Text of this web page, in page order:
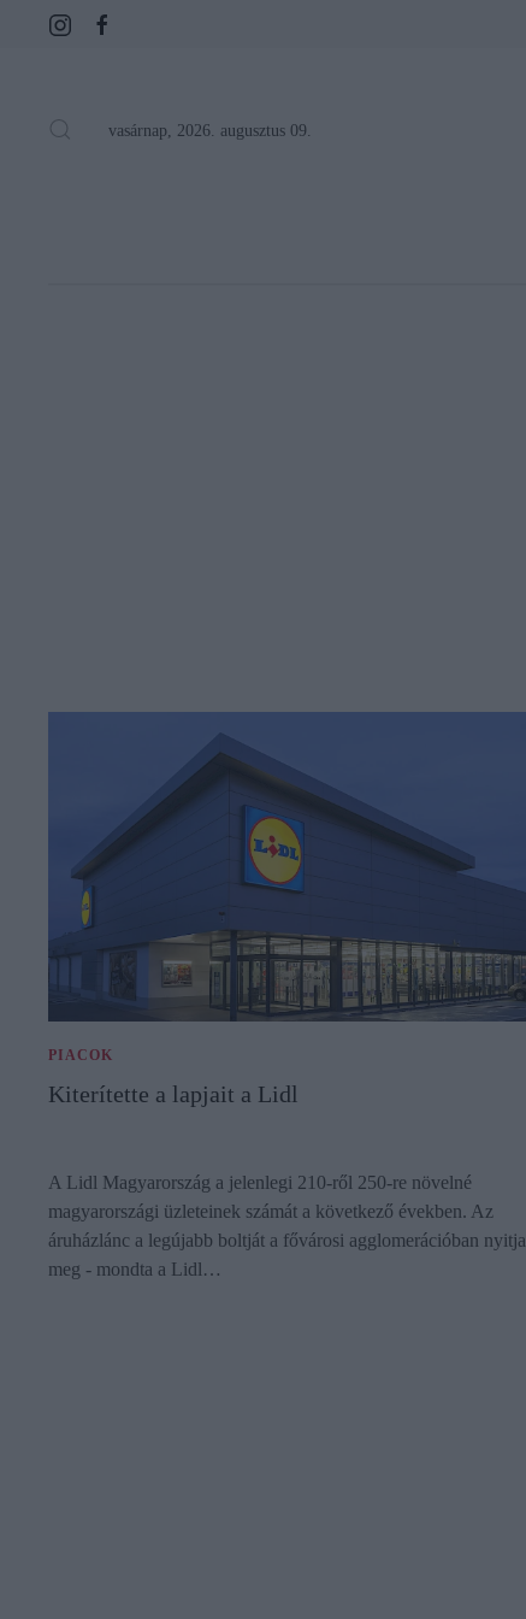
vasárnap, 2026. augusztus 09.
PIACOK
Kiterítette a lapjait a Lidl
A Lidl Magyarország a jelenlegi 210-ről 250-re növelné
magyarországi üzleteinek számát a következő években. Az
áruházlánc a legújabb boltját a fővárosi agglomerációban nyitja
meg - mondta a Lidl…